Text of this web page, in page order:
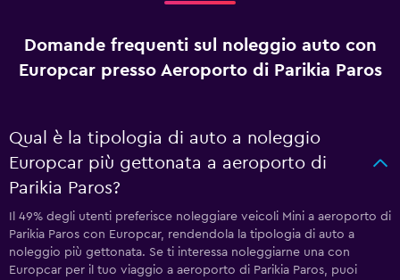
Domande frequenti sul noleggio auto con
Europcar presso Aeroporto di Parikia Paros
Qual è la tipologia di auto a noleggio
Europcar più gettonata a aeroporto di
Parikia Paros?
Il 49% degli utenti preferisce noleggiare veicoli Mini a aeroporto di
Parikia Paros con Europcar, rendendola la tipologia di auto a
noleggio più gettonata. Se ti interessa noleggiarne una con
Europcar per il tuo viaggio a aeroporto di Parikia Paros, puoi